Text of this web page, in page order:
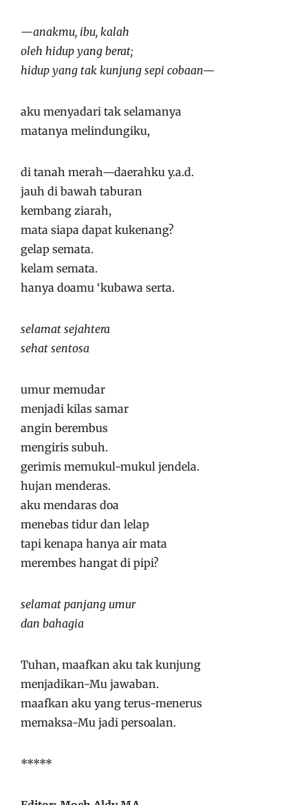
—anakmu, ibu, kalah
oleh hidup yang berat;
hidup yang tak kunjung sepi cobaan—
aku menyadari tak selamanya
matanya melindungiku,
di tanah merah—daerahku y.a.d.
jauh di bawah taburan
kembang ziarah,
mata siapa dapat kukenang?
gelap semata.
kelam semata.
hanya doamu ‘kubawa serta.
selamat sejahtera
sehat sentosa
umur memudar
menjadi kilas samar
angin berembus
mengiris subuh.
gerimis memukul-mukul jendela.
hujan menderas.
aku mendaras doa
menebas tidur dan lelap
tapi kenapa hanya air mata
merembes hangat di pipi?
selamat panjang umur
dan bahagia
Tuhan, maafkan aku tak kunjung
menjadikan-Mu jawaban.
maafkan aku yang terus-menerus
memaksa-Mu jadi persoalan.
*****